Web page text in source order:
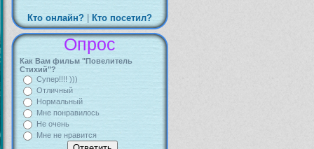
Кто онлайн? Кто посетил?
Опрос
Как Вам фильм "Повелитель
Стихий"?
Супер!!!! )))
Отличный
Нормальный
Мне понравилось
Не очень
Мне не нравится